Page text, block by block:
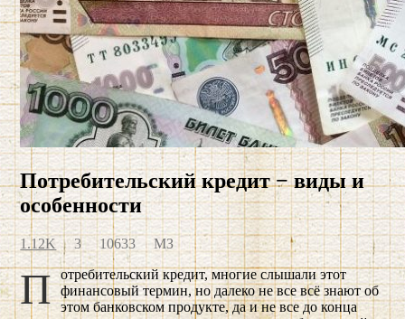
Потребительский кредит − виды и
особенности
1.12K 3 10633МЗ
Потребительский кредит, многие слышали этот финансовый термин, но далеко не все всё знают об
этом банковском продукте, да и не все до конца